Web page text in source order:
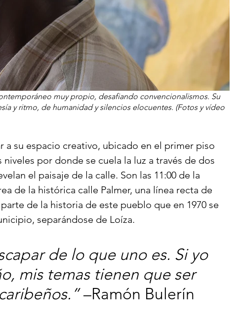
muy propio, desafiando convencionalismos. Su
y ritmo, de humanidad y silencios elocuentes. (Fotos y vídeo
a su espacio creativo, ubicado en el primer piso
por donde se cuela la luz a través de dos
el paisaje de la calle. Son las 11:00 de la
de la histórica calle Palmer, una línea recta de
de la historia de este pueblo que en 1970 se
separándose de Loíza.
de lo que uno es. Si yo
mis temas tienen que ser
–Ramón Bulerín